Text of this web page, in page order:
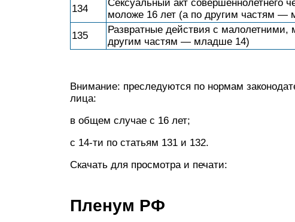
134
Сексуальный акт совершеннолетнего
моложе 16 лет (а по другим частям —
135
Развратные действия с малолетними,
другим частям — младше 14)
Внимание: преследуются по нормам
лица:
в общем случае с 16 лет;
с 14-ти по статьям 131 и 132.
Скачать для просмотра и печати:
Пленум РФ